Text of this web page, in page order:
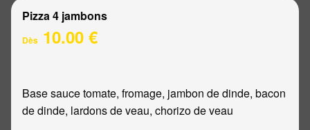
Pizza 4 jambons
Dès 10.00 €
Base sauce tomate, fromage, jambon de dinde, bacon
de dinde, lardons de veau, chorizo de veau